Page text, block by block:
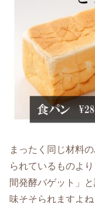
まったく同じ材料
られているものよ
間発酵バゲット」
味そそられますよ